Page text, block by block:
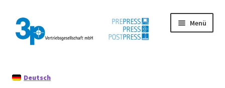
Zur
Navigation
springen
Zum
Inhalt
springen
Menü
Datenschutz
Deutsch